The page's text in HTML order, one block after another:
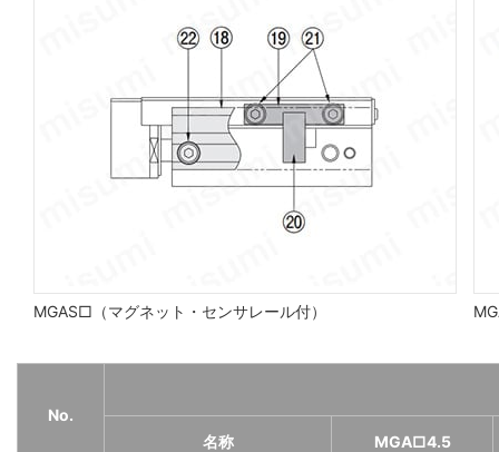
MGAS□（マグネット・センサレール付）
No.
名称
MGA□4.5